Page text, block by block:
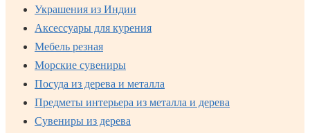
Украшения из Индии
Аксессуары для курения
Мебель резная
Морские сувениры
Посуда из дерева и металла
Предметы интерьера из металла и дерева
Сувениры из дерева